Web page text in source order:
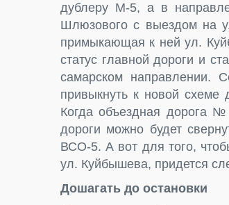
дублеру М-5, а в
Шлюзового с выездом на
примыкающая к ней ул.
статус главной дороги и
самарском направлении.
привыкнуть к новой
Когда объездная дорога №
дороги можно будет
ВСО-5. А вот для того,
ул. Куйбышева, придется
Дошагать до остановки